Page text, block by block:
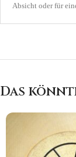
Absicht oder für
Das